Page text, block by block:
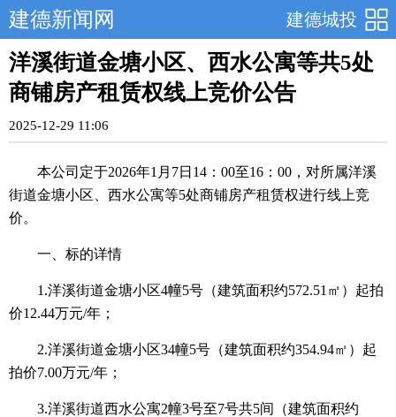
建德城投
建德新闻网
洋溪街道金塘小区、西水公寓等共5处
商铺房产租赁权线上竞价公告
2025-12-29 11:06
本公司定于2026年1月7日14：00至16：00，对所属洋溪
街道金塘小区、西水公寓等5处商铺房产租赁权进行线上竞
价。
一、标的详情
1.洋溪街道金塘小区4幢5号（建筑面积约572.51㎡）起拍
价12.44万元/年；
2.洋溪街道金塘小区34幢5号（建筑面积约354.94㎡）起
拍价7.00万元/年；
3.洋溪街道西水公寓2幢3号至7号共5间（建筑面积约